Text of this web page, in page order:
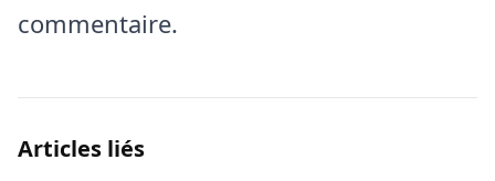
commentaire.
Articles liés